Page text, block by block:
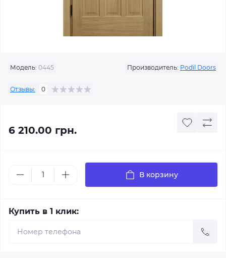
Модель: 0445 Производитель: Podil Doors
Отзывы: 0
6 210.00 грн.
В корзину
Купить в 1 клик: